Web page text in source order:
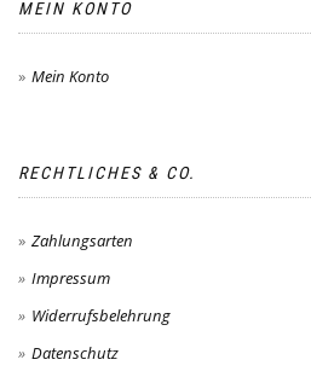
MEIN KONTO
Mein Konto
RECHTLICHES & CO.
Zahlungsarten
Impressum
Widerrufsbelehrung
Datenschutz